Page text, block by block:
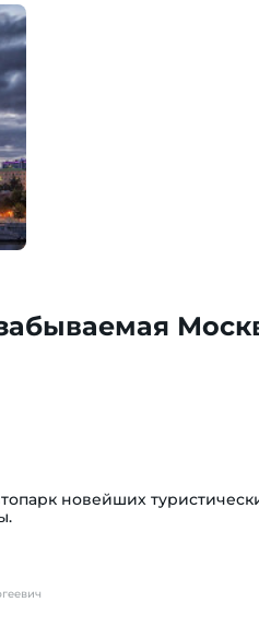
новейших